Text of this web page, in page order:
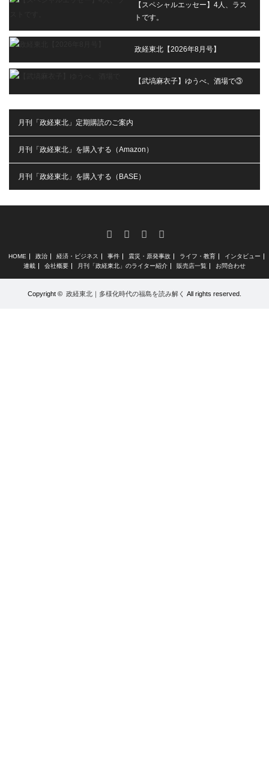
【スペシャルエッセー】4人、ラス
トです。
政経東北【2026年8月号】
【武塙麻衣子】ゆうべ、酒場で③
月刊「政経東北」定期購読のご案内
月刊「政経東北」を購入する（Amazon）
月刊「政経東北」を購入する（BASE）
FacebookInstagram
RSS
HOME 政治 経済・ビジネス 事件 震災・原発事故 ライフ・教育
インタビュー
連載
会社概要 月刊「政経東北」のライター紹介 販売店一覧 お問合わせ
Copyright © 政経東北｜多様化時代の福島を読み解く All rights reserved.